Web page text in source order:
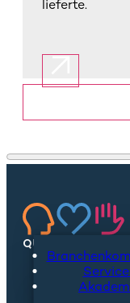
lieferte.
QUICKLINKS